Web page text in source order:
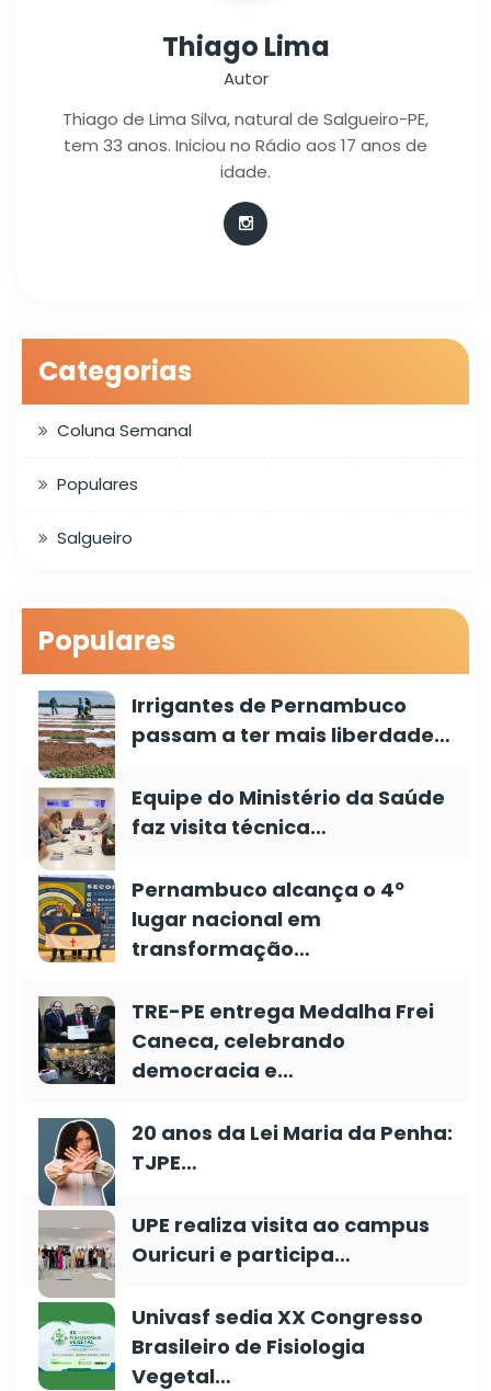
Thiago Lima
Autor
Thiago de Lima Silva, natural de Salgueiro-PE,
tem 33 anos. Iniciou no Rádio aos 17 anos de
idade.
Categorias
Coluna Semanal
Populares
Salgueiro
Populares
Irrigantes de Pernambuco
passam a ter mais liberdade…
Equipe do Ministério da Saúde
faz visita técnica…
Pernambuco alcança o 4º
lugar nacional em
transformação…
TRE-PE entrega Medalha Frei
Caneca, celebrando
democracia e…
20 anos da Lei Maria da Penha:
TJPE…
UPE realiza visita ao campus
Ouricuri e participa…
Univasf sedia XX Congresso
Brasileiro de Fisiologia
Vegetal…